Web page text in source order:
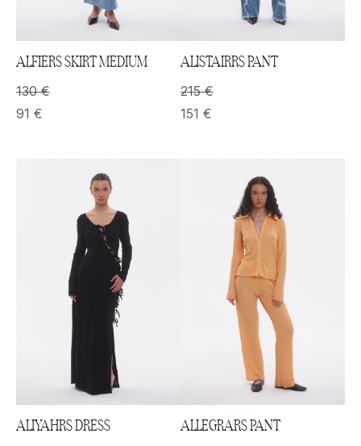
ALFIERS SKIRT MEDIUM
130€
91 €
ALISTAIRRS PANT
215€
151 €
ALIYAHRS DRESS ALLEGRARS PANT